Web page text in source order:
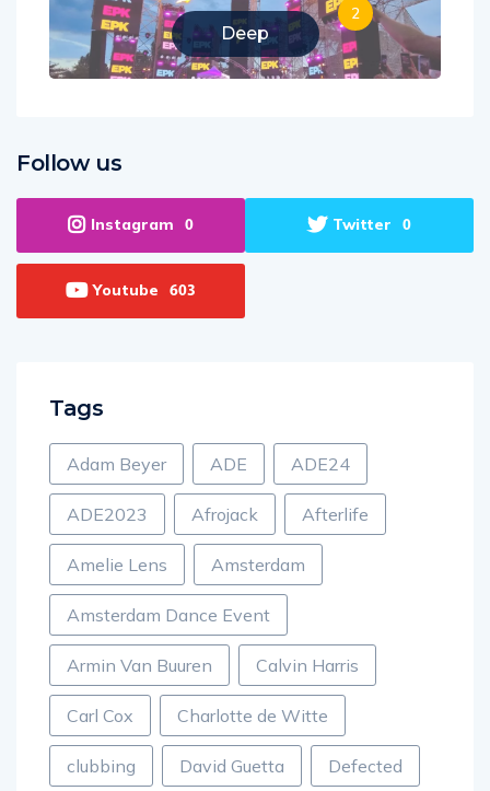
Deep
2
Follow us
Instagram 0 Twitter 0
Youtube 603
Tags
Adam Beyer ADE ADE24
ADE2023 Afrojack Afterlife
Amelie Lens Amsterdam
Amsterdam Dance Event
Armin Van Buuren Calvin Harris
Carl Cox Charlotte de Witte
clubbing David Guetta Defected